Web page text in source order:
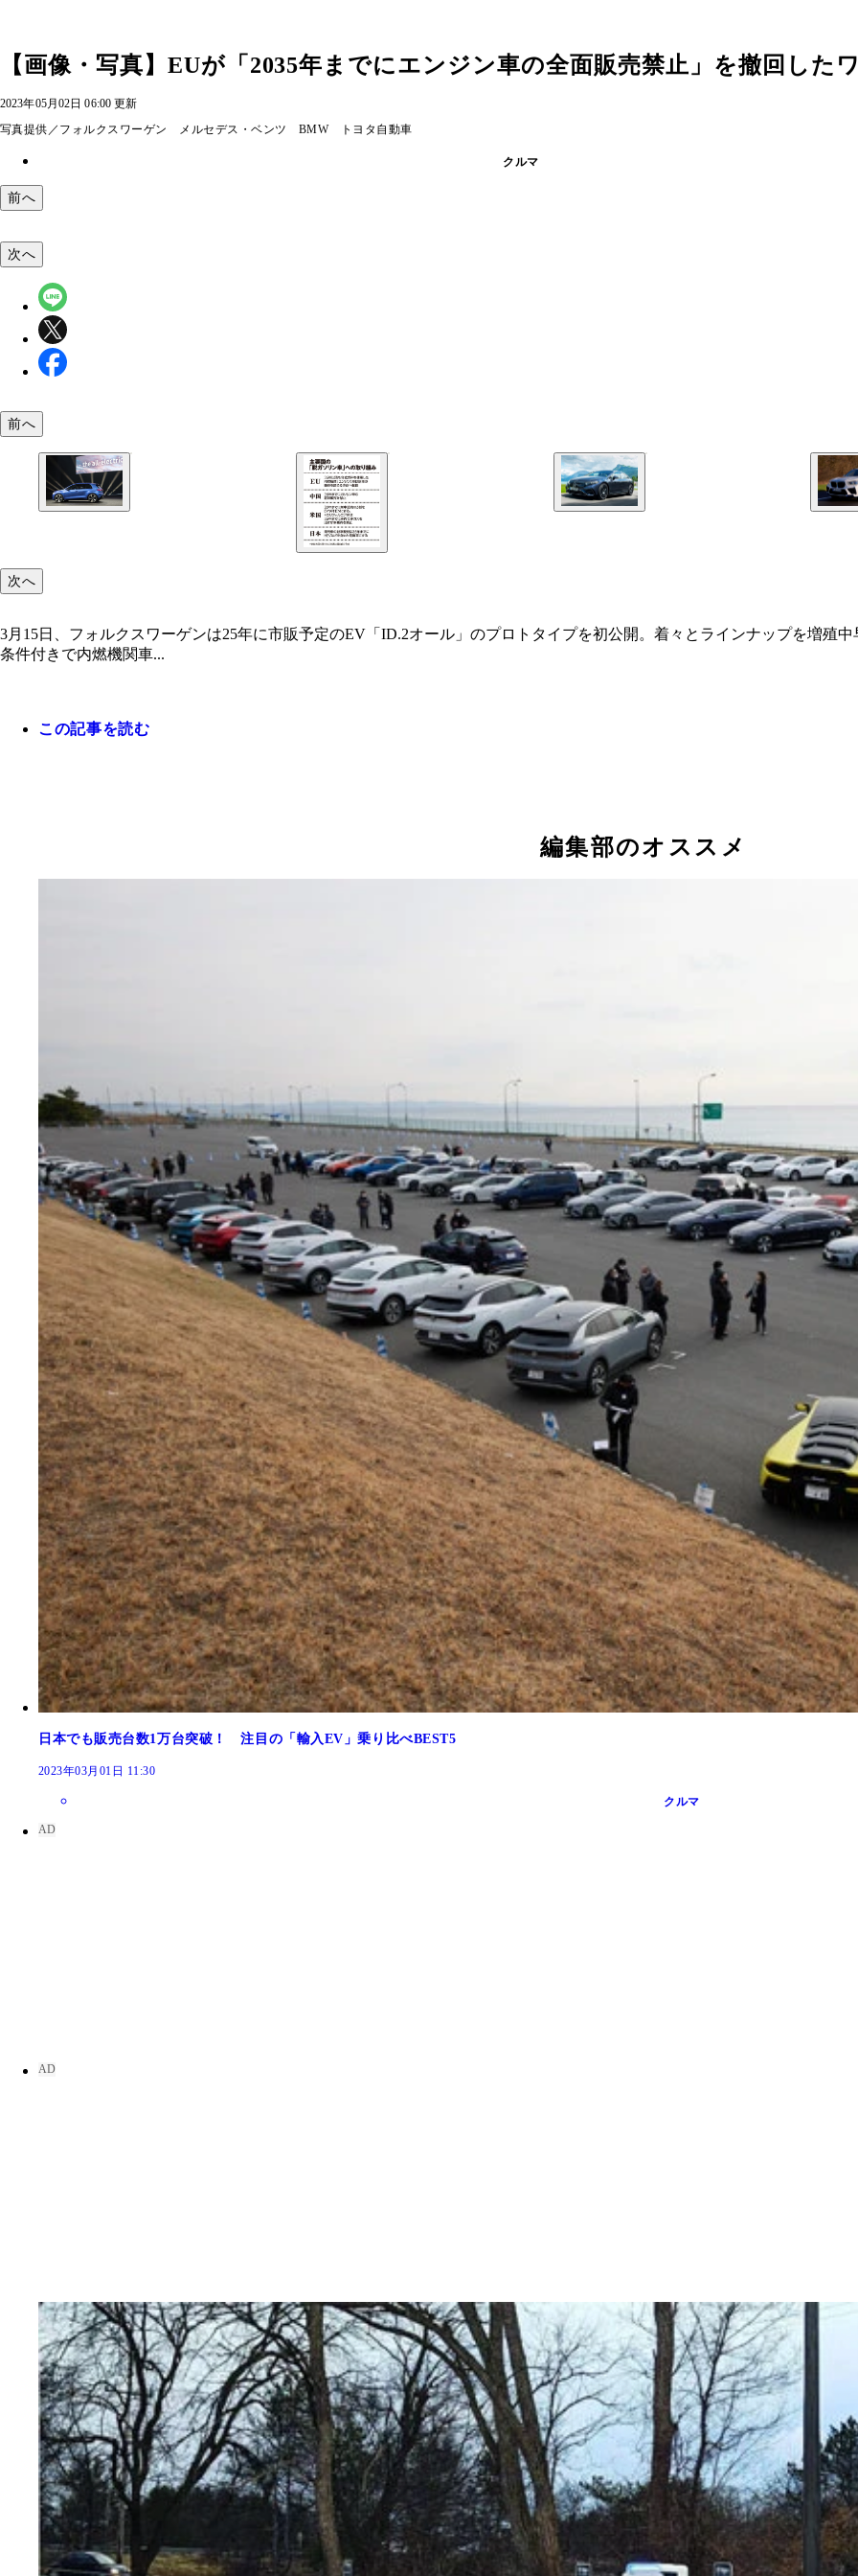
【画像・写真】EUが「2035年までにエンジン車の全面販売禁止」を撤回した
2023年05月02日 06:00 更新
写真提供／フォルクスワーゲン メルセデス・ベンツ BMW トヨタ自動車
クルマ
前へ
3月15日、フォルクスワーゲンは25年に市販予定のEV「ID.2オール」のプロトタイプを初公開。着々とラインナッ
主要国の「脱ガソリン車」への取り組み
4月12日、メルセデス・ベンツは23年第1四半期（1～3月）のEVの世界販売が過去最高の5万1600台をマーク（前
4月14日、BMWは7月下旬からトヨタ製の燃料電池スタックを使用する「iX5ハイドロジェン」の実証実験を日本
自工会の会長職の辞任を表明していたが、慰留され、続投を決めた豊田会長。長年の日本の脱炭素への取り組み
次へ
前へ
次へ
3月15日、フォルクスワーゲンは25年に市販予定のEV「ID.2オール」のプロトタイプを初公開。着々とラインナップを増殖
条件付きで内燃機関車...
この記事を読む
編集部のオススメ
日本でも販売台数1万台突破！ 注目の「輸入EV」乗り比べBEST5
2023年03月01日 11:30
クルマ